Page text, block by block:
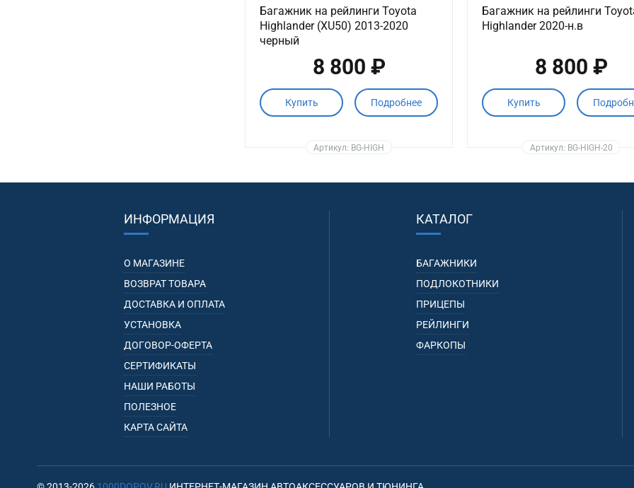
Багажник на рейлинги Toyota
Highlander (XU50) 2013-2020
черный
8 800 ₽
Купить Подробнее
Артикул: BG-HIGH
Багажник на рейлинги
Highlander 2020-н.в
8 800 ₽
Купить
Артикул: BG-HIGH-20
ИНФОРМАЦИЯ
О МАГАЗИНЕ
ВОЗВРАТ ТОВАРА
ДОСТАВКА И ОПЛАТА
УСТАНОВКА
ДОГОВОР-ОФЕРТА
СЕРТИФИКАТЫ
НАШИ РАБОТЫ
ПОЛЕЗНОЕ
КАРТА САЙТА
КАТАЛОГ
БАГАЖНИКИ
ПОДЛОКОТНИКИ
ПРИЦЕПЫ
РЕЙЛИНГИ
ФАРКОПЫ